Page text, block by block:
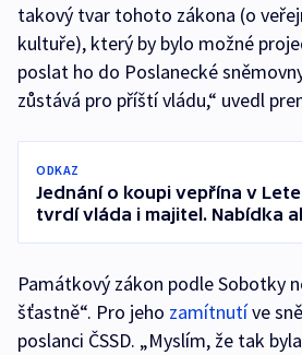
takový tvar tohoto zákona (o
kultuře), který by bylo možné
poslat ho do Poslanecké
zůstává pro příští vládu,“ uvedl
ODKAZ
Jednání o koupi vepřína v
tvrdí vláda i majitel. Nabídka
Památkový zákon podle Sobotky
šťastně“. Pro jeho zamítnutíve
poslanci ČSSD. „Myslím, že tak